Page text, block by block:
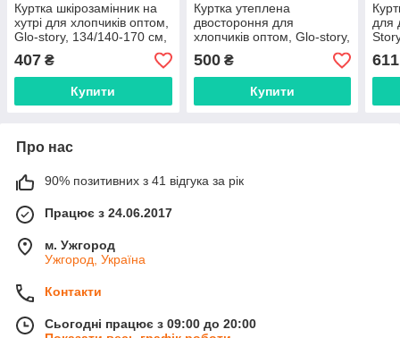
Куртка шкірозамінник на
хутрі для хлопчиків оптом,
Glo-story, 134/140-170 см,
No BPY-4424
407 ₴
Купити
Куртка утеплена
двостороння для
хлопчиків оптом, Glo-story,
134-164 см, № BMA-4073
500₴
Купити
для
611
Про нас
90% позитивних з 41 відгука за рік
Працює з 24.06.2017
м. Ужгород
Ужгород, Україна
Контакти
Сьогодні працює з 09:00 до 20:00